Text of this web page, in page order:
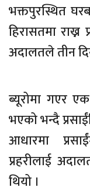
भक्तपुरस्थित
हिरासतमा
अदालतले तीन
ब्यूरोमा गएर
भएको भन्दै
आधारमा
प्रहरीलाई
थियो ।